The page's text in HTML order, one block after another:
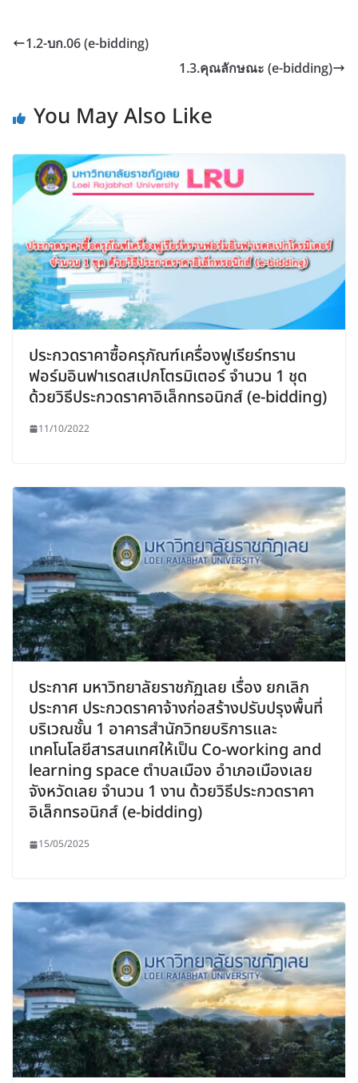
1.2-บก.06 (e-bidding)
1.3.คุณลักษณะ (e-bidding)
You May Also Like
ประกวดราคาซื้อครุภัณฑ์เครื่องฟูเรียร์ทราน
ฟอร์มอินฟาเรดสเปกโตรมิเตอร์ จำนวน 1 ชุด
ด้วยวิธีประกวดราคาอิเล็กทรอนิกส์ (e-bidding)
11/10/2022
ประกาศ มหาวิทยาลัยราชภัฏเลย เรื่อง ยกเลิก
ประกาศ ประกวดราคาจ้างก่อสร้างปรับปรุงพื้นที่
บริเวณชั้น 1 อาคารสำนักวิทยบริการและ
เทคโนโลยีสารสนเทศให้เป็น Co-working and
learning space ตำบลเมือง อำเภอเมืองเลย
จังหวัดเลย จำนวน 1 งาน ด้วยวิธีประกวดราคา
อิเล็กทรอนิกส์ (e-bidding)
15/05/2025